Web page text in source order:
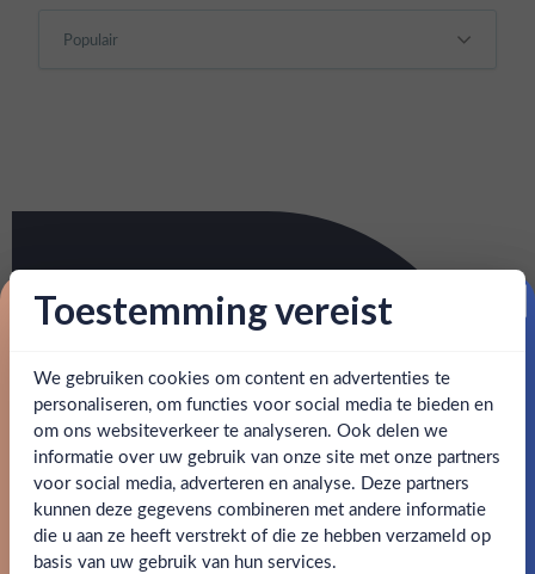
Ben jij 18 jaar of ouder?
Ja Nee
Toestemming vereist
We gebruiken cookies om content en advertenties te
personaliseren, om functies voor social media te bieden en
om ons websiteverkeer te analyseren. Ook delen we
informatie over uw gebruik van onze site met onze partners
voor social media, adverteren en analyse. Deze partners
kunnen deze gegevens combineren met andere informatie
die u aan ze heeft verstrekt of die ze hebben verzameld op
basis van uw gebruik van hun services.
Proost op je eerste korting!
Schrijf je in en ontvang direct 5% korting op je eerste
bestelling.
Email
Claim mijn korting